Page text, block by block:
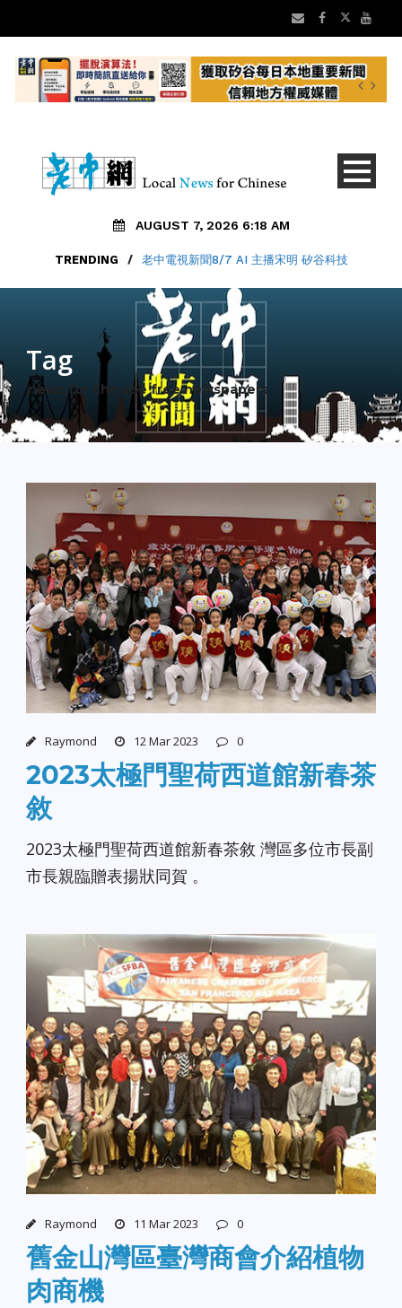
AUGUST 7, 2026 6:18 AM
TRENDING / 老中電視新聞8/7 AI 主播宋明 矽谷科技
Tag
news for chinese free newspapers
Raymond 12 Mar 2023 0
2023太極門聖荷西道館新春茶
敘
2023太極門聖荷西道館新春茶敘 灣區多位市長副
市長親臨贈表揚狀同賀 。
Raymond 11 Mar 2023 0
舊金山灣區臺灣商會介紹植物
肉商機